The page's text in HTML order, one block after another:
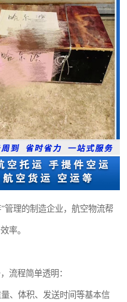
管理的制造企业，航空物流帮
率。
流程简单透明：
、体积、发送时间等基本信